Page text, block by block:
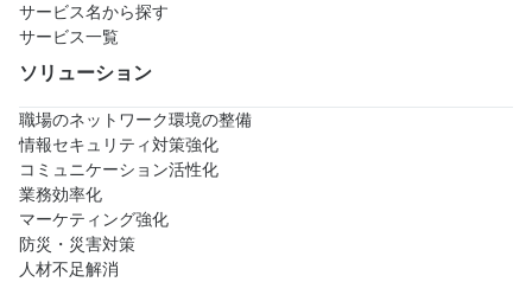
サービス名から探す
サービス一覧
ソリューション
職場のネットワーク環境の整備
情報セキュリティ対策強化
コミュニケーション活性化
業務効率化
マーケティング強化
防災・災害対策
人材不足解消